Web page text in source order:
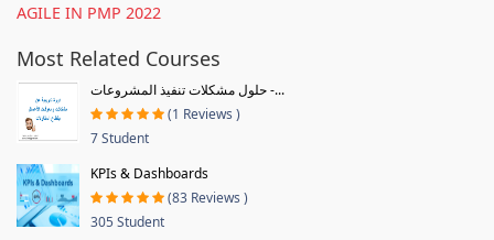
AGILE IN PMP 2022
Most Related Courses
حلول مشكلات تنفيذ المشروعات -...
(1 Reviews )
7 Student
KPIs & Dashboards
(83 Reviews )
305 Student